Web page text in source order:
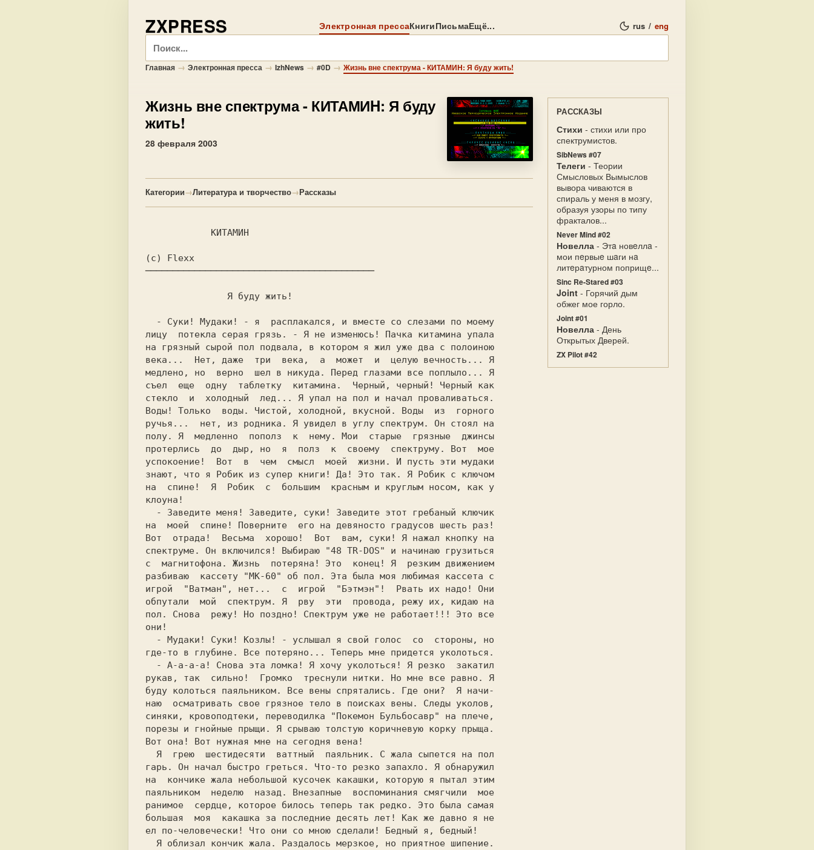
ZXPRESS Электронная прессаКнигиПисьмаЕщё... rus / eng
Поиск
Главная → Электронная пресса → IzhNews → #0D → Жизнь вне спектрума - КИТАМИH: Я буду жить!
Жизнь вне спектрума- КИТАМИH: Я буду
жить!
28 февраля 2003
Категории→Литература и творчество→Рассказы
лицу  потекла серая грязь. - Я не изменюсь! Пачка китамина упала
на грязный сырой пол подвала, в котором я жил уже два с полоиною
века...  Нет, даже  три  века,  а  может  и  целую вечность... Я
медлено, но  верно  шел в никуда. Перед глазами все поплыло... Я
съел  еще  одну  таблетку  китамина.  Черный, черный! Черный как
стекло  и  холодный  лед... Я упал на пол и начал проваливаться.
Воды! Только  воды. Чистой, холодной, вкусной. Воды  из  горного
ручья...  нет, из родника. Я увидел в углу спектрум. Он стоял на
полу. Я  медленно  пополз  к  нему. Мои  старые  грязные  джинсы
протерлись  до  дыр, но  я  полз  к  своему  спектруму. Вот  мое
успокоение!  Вот  в  чем  смысл  моей  жизни. И пусть эти мудаки
знают, что я Робик из супер книги! Да! Это так. Я Робик с ключом
на  спине!  Я  Робик  с  большим  красным и круглым носом, как у
клоуна!
на  моей  спине! Поверните  его на девяносто градусов шесть раз!
Вот  отрада!  Весьма  хорошо!  Вот  вам, суки! Я нажал кнопку на
спектруме. Он включился! Выбираю "48 TR-DOS" и начинаю грузиться
с  магнитофона. Жизнь  потеряна! Это  конец! Я  резким движением
разбиваю  кассету "МК-60" об пол. Эта была моя любимая кассета с
игрой  "Ватман", нет...  с  игрой  "Бэтмэн"!  Рвать их надо! Они
обпутали  мой  спектрум. Я  рву  эти  провода, режу их, кидаю на
пол. Снова  режу! Но поздно! Спектрум уже не работает!!! Это все
они!
где-то в глубине. Все потеряно... Теперь мне придется уколоться.
рукав, так  сильно!  Громко  треснули нитки. Но мне все равно. Я
буду колоться паяльником. Все вены спрятались. Где они?  Я начи-
наю  осматривать свое грязное тело в поисках вены. Следы уколов,
синяки, кровоподтеки, переводилка "Покемон Бульбосавр" на плече,
порезы и гнойные прыщи. Я срываю толстую коричневую корку прыща.
Вот она! Вот нужная мне на сегодня вена!
гарь. Он начал быстро греться. Что-то резко запахло. Я обнаружил
на  кончике жала небольшой кусочек какашки, которую я пытал этим
паяльником  неделю  назад. Внезапные  воспоминания смягчили  мое
ранимое  сердце, которое билось теперь так редко. Это была самая
большая  моя  какашка за последние десять лет! Как же давно я не
ел по-человечески! Что они со мною сделали! Бедный я, бедный!
РАССКАЗЫ
Стихи - стихи или про
спектрумистов.
SibNews #07
Телеги - Теории
Смысловых Вымыслов
вывора чиваются в
спираль у меня в мозгу,
образуя узоры по типу
фракталов...
Never Mind #02
Новелла - Этa новeллa -
мои пeрвыe шaги нa
литeрaтурном поприщe...
Sinc Re-Stared #03
Joint - Горячий дым
обжег мое горло.
Joint #01
Новелла - День
Открытых Дверей.
ZX Pilot #42